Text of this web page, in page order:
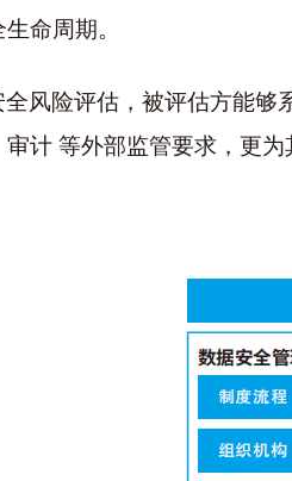
命周期。
风险评估，被评估方能够
审计 等外部监管要求，更